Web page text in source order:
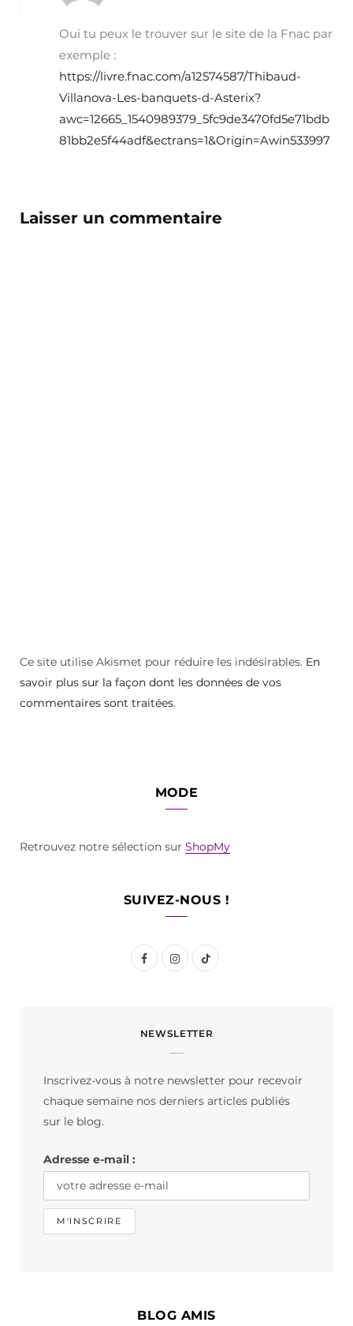
Oui tu peux le trouver sur le site de la Fnac par
exemple :
https://livre.fnac.com/a12574587/Thibaud-
Villanova-Les-banquets-d-Asterix?
awc=12665_1540989379_5fc9de3470fd5e71bdb
81bb2e5f44adf&ectrans=1&Origin=Awin533997
Laisser un commentaire
Ce site utilise Akismet pour réduire les indésirables. En
savoir plus sur la façon dont les données de vos
commentaires sont traitées.
MODE
Retrouvez notre sélection sur ShopMy
SUIVEZ-NOUS !
F
e
I
t
m
T
T
NEWSLETTER
Inscrivez-vous à notre newsletter pour recevoir
chaque semaine nos derniers articles publiés
sur le blog.
Adresse e-mail :
BLOG AMIS